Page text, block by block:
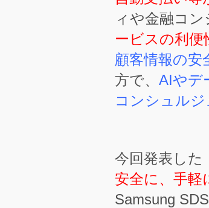
ィや金融コン
ービスの利便
顧客情報の
方で、 AIやデ
コンシュル
今回発表した
安全に、手軽
Samsung